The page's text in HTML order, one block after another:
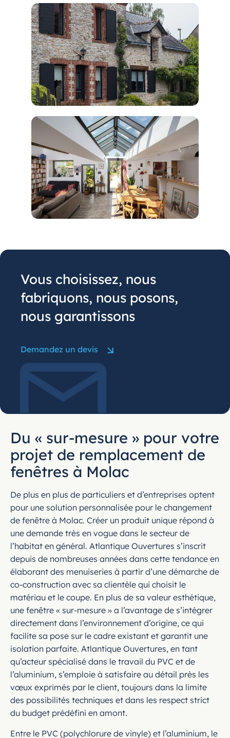
Demandez un devis
Vous choisissez, nous
fabriquons, nous posons,
nous garantissons
Du « sur-mesure » pour votre
projet de remplacement de
fenêtres à Molac
De plus en plus de particuliers et d’entreprises optent
pour une solution personnalisée pour le changement
de fenêtre à Molac. Créer un produit unique répond à
une demande très en vogue dans le secteur de
l’habitat en général. Atlantique Ouvertures s’inscrit
depuis de nombreuses années dans cette tendance en
élaborant des menuiseries à partir d’une démarche de
co-construction avec sa clientèle qui choisit le
matériau et le coupe. En plus de sa valeur esthétique,
une fenêtre « sur-mesure » a l’avantage de s’intégrer
directement dans l’environnement d’origine, ce qui
facilite sa pose sur le cadre existant et garantit une
isolation parfaite. Atlantique Ouvertures, en tant
qu’acteur spécialisé dans le travail du PVC et de
l’aluminium, s’emploie à satisfaire au détail près les
vœux exprimés par le client, toujours dans la limite
des possibilités techniques et dans les respect strict
du budget prédéfini en amont.
Entre le PVC (polychlorure de vinyle) et l’aluminium, le